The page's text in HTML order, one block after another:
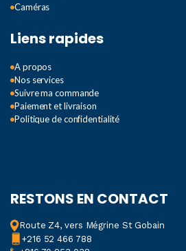
Caméras
Liens rapides
A propos
Nos services
Suivre ma commande
Paiement et livraison
Politique de confidentialité
RESTONS EN CONTACT
Route Z4, vers Mégrine St Gobain
+216 52 466 788